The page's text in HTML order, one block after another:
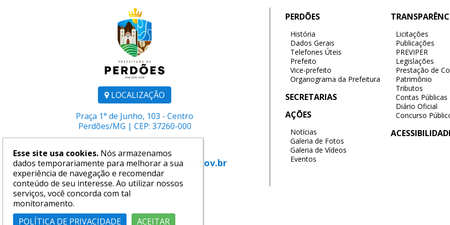
LOCALIZAÇÃO
Praça 1° de Junho, 103 - Centro
Perdões/MG | CEP: 37260-000
E-mail: comunicacao@perdoes.mg.gov.br
PERDÕES
História
Dados Gerais
Telefones Úteis
Prefeito
Vice-prefeito
Organograma da Prefeitura
SECRETARIAS
AÇÕES
Notícias
Galeria de Fotos
Galeria de Vídeos
Eventos
Licitações
Publicações
PREVIPER
Legislações
Prestação de
Patrimônio
Tributos
Contas Públicas
Diário Oficial
Concurso
Esse site usa cookies. Nós armazenamos
dados temporariamente para melhorar a sua
experiência de navegação e recomendar
conteúdo de seu interesse. Ao utilizar nossos
serviços, você concorda com tal
monitoramento.
POLÍTICA DE PRIVACIDADE
ACEITAR